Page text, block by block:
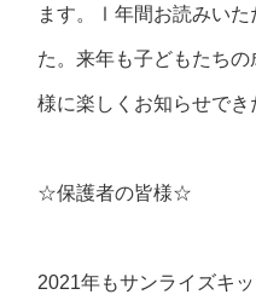
ます。Ⅰ年間お読みいた
た。来年も子どもたち
様に楽しくお知らせでき
☆保護者の皆様☆
2021年もサンライズキ